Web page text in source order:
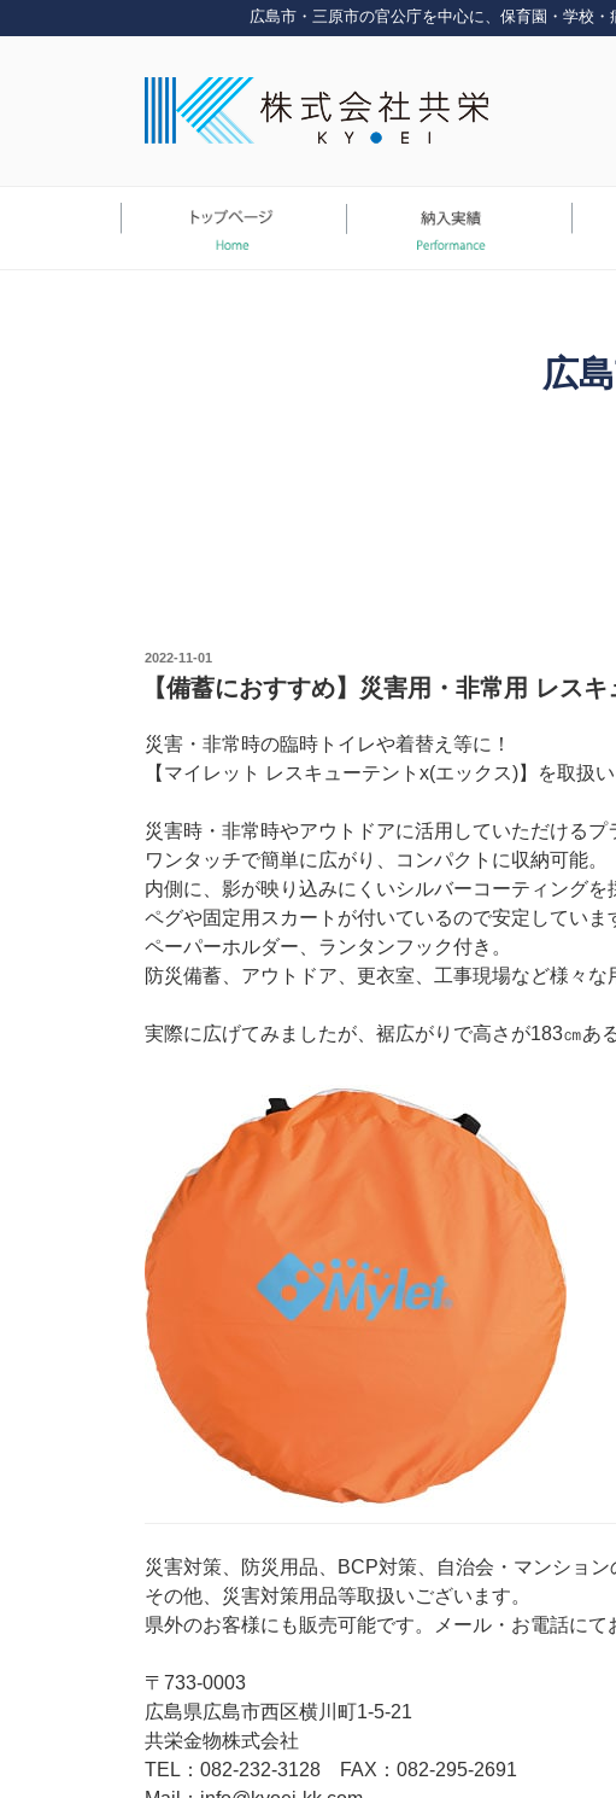
ン
広島市・三原市の官公庁を中心に、保育園・学校
広
投
日:
2022-11-01
【備蓄におすすめ】災害用・非常用 レスキ
災害・非常時の臨時トイレや着替え等に！
【マイレット レスキューテントx(エックス)】を取扱い
災害時・非常時やアウトドアに活用していただけるプ
ワンタッチで簡単に広がり、コンパクトに収納可能。
内側に、影が映り込みにくいシルバーコーティングを
ペグや固定用スカートが付いているので安定していま
ペーパーホルダー、ランタンフック付き。
防災備蓄、アウトドア、更衣室、工事現場など様々な
実際に広げてみましたが、裾広がりで高さが183㎝あ
災害対策、防災用品、BCP対策、自治会・マンション
その他、災害対策用品等取扱いございます。
県外のお客様にも販売可能です。メール・お電話にて
〒733-0003
広島県広島市西区横川町1-5-21
共栄金物株式会社
TEL：082-232-3128 FAX：082-295-2691